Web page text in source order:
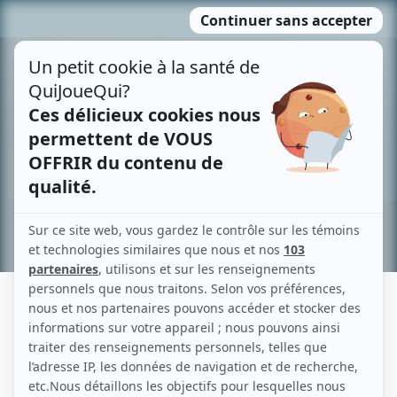
MENU
contenu
Recherche avancée »
DANIEL BLANCHET
Liens
Fiche de Daniel Blanchet sur Showbizz.net